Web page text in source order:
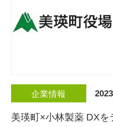
企業情報
美瑛町×小林製薬 DX